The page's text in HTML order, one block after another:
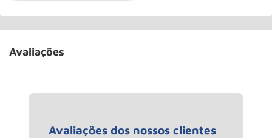
Avaliações
Avaliações dos nossos clientes